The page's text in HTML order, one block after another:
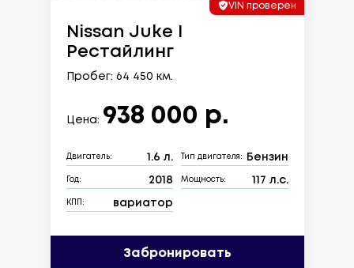
VIN проверен
Nissan Juke I
Рестайлинг
Пробег: 64 450 км.
Цена: 938 000 р.
Двигатель: 1.6 л. Тип двигателя: Бензин
Год: 2018 Мощность: 117 л.с.
КПП: вариатор
Забронировать